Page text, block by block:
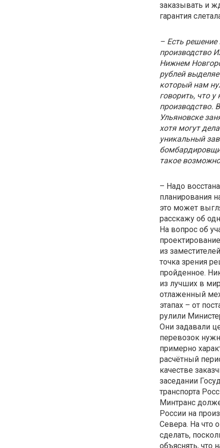
заказывать и
гарантия
– Есть решение
производство
Нижнем
рублей
который нам
говорить, что
производство.
Ульяновске
хотя могут
уникальный
такое
– Надо
планирования
это может
расскажу об
На вопрос об
из
точка зрения
пройденное.
из лучших в
отлаженный
этапах – от
рулили
Они задавали
перевозок
примерно
расчётный
качестве
заседании
транспорта
Минтранс
России на
Севера. На что
сделать,
объяснять, что